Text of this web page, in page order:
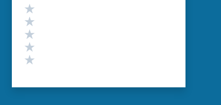
Valutazione